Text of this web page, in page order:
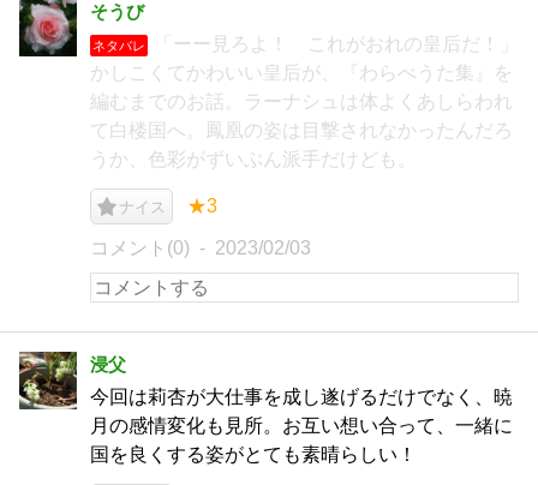
そうび
ネタバレ
「ーー見ろよ！ これがおれの皇后だ！」
かしこくてかわいい皇后が、『わらべうた集』を
編むまでのお話。ラーナシュは体よくあしらわれ
て白楼国へ。鳳凰の姿は目撃されなかったんだろ
うか、色彩がずいぶん派手だけども。
ナイス ★3
コメント(0) 2023/02/03
浸父
今回は莉杏が大仕事を成し遂げるだけでなく、暁
月の感情変化も見所。お互い想い合って、一緒に
国を良くする姿がとても素晴らしい！